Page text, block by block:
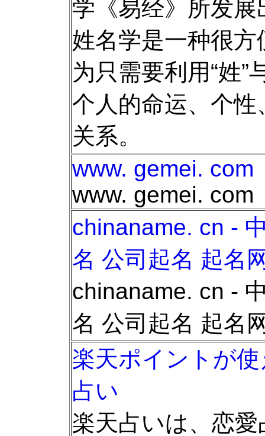
学《易经》所发
姓名学是一种很
为只需要利用“姓”
个人的命运、个
关系。
www. gemei. com
www. gemei. com
chinaname. cn -
名 公司起名 起名
chinaname. cn -
名 公司起名 起名
楽天ポイントが
占い
楽天占いは、恋